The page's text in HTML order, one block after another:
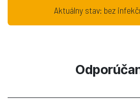
Aktuálny stav: bez